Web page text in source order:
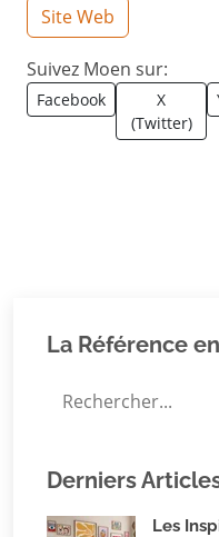
Site Web
Suivez Moen sur:
Facebook
X
(Twitter)
La Référence
Derniers
Les